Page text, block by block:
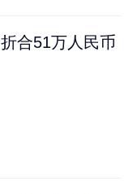
合51万人民币